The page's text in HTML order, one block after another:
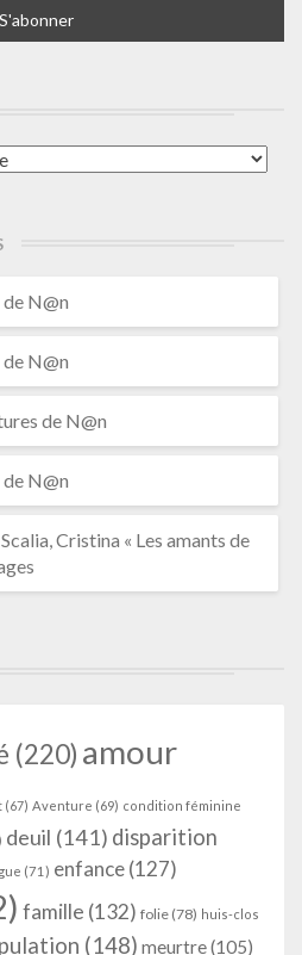
N@n
N@n
de N@n
N@n
Cristina « Les amants de
(220) amour
(67) Aventure (69) condition féminine
deuil (141) disparition
(71) enfance(127)
famille (132) folie (78) huis-clos
(148) meurtre(105)